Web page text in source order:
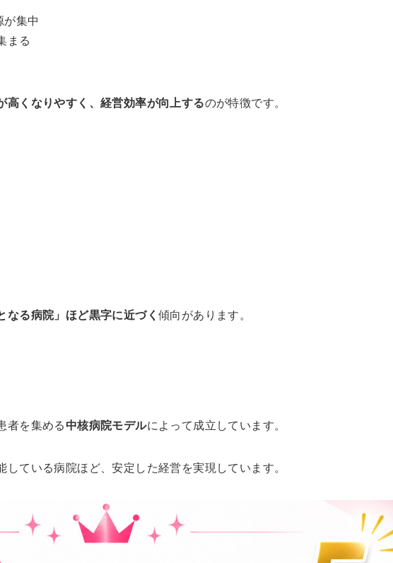
集中
まる
高くなりやすく、経営効率が向上するのが特徴です。
なる病院」ほど黒字に近づく傾向があります。
者を集める中核病院モデルによって成立しています。
ている病院ほど、安定した経営を実現しています。